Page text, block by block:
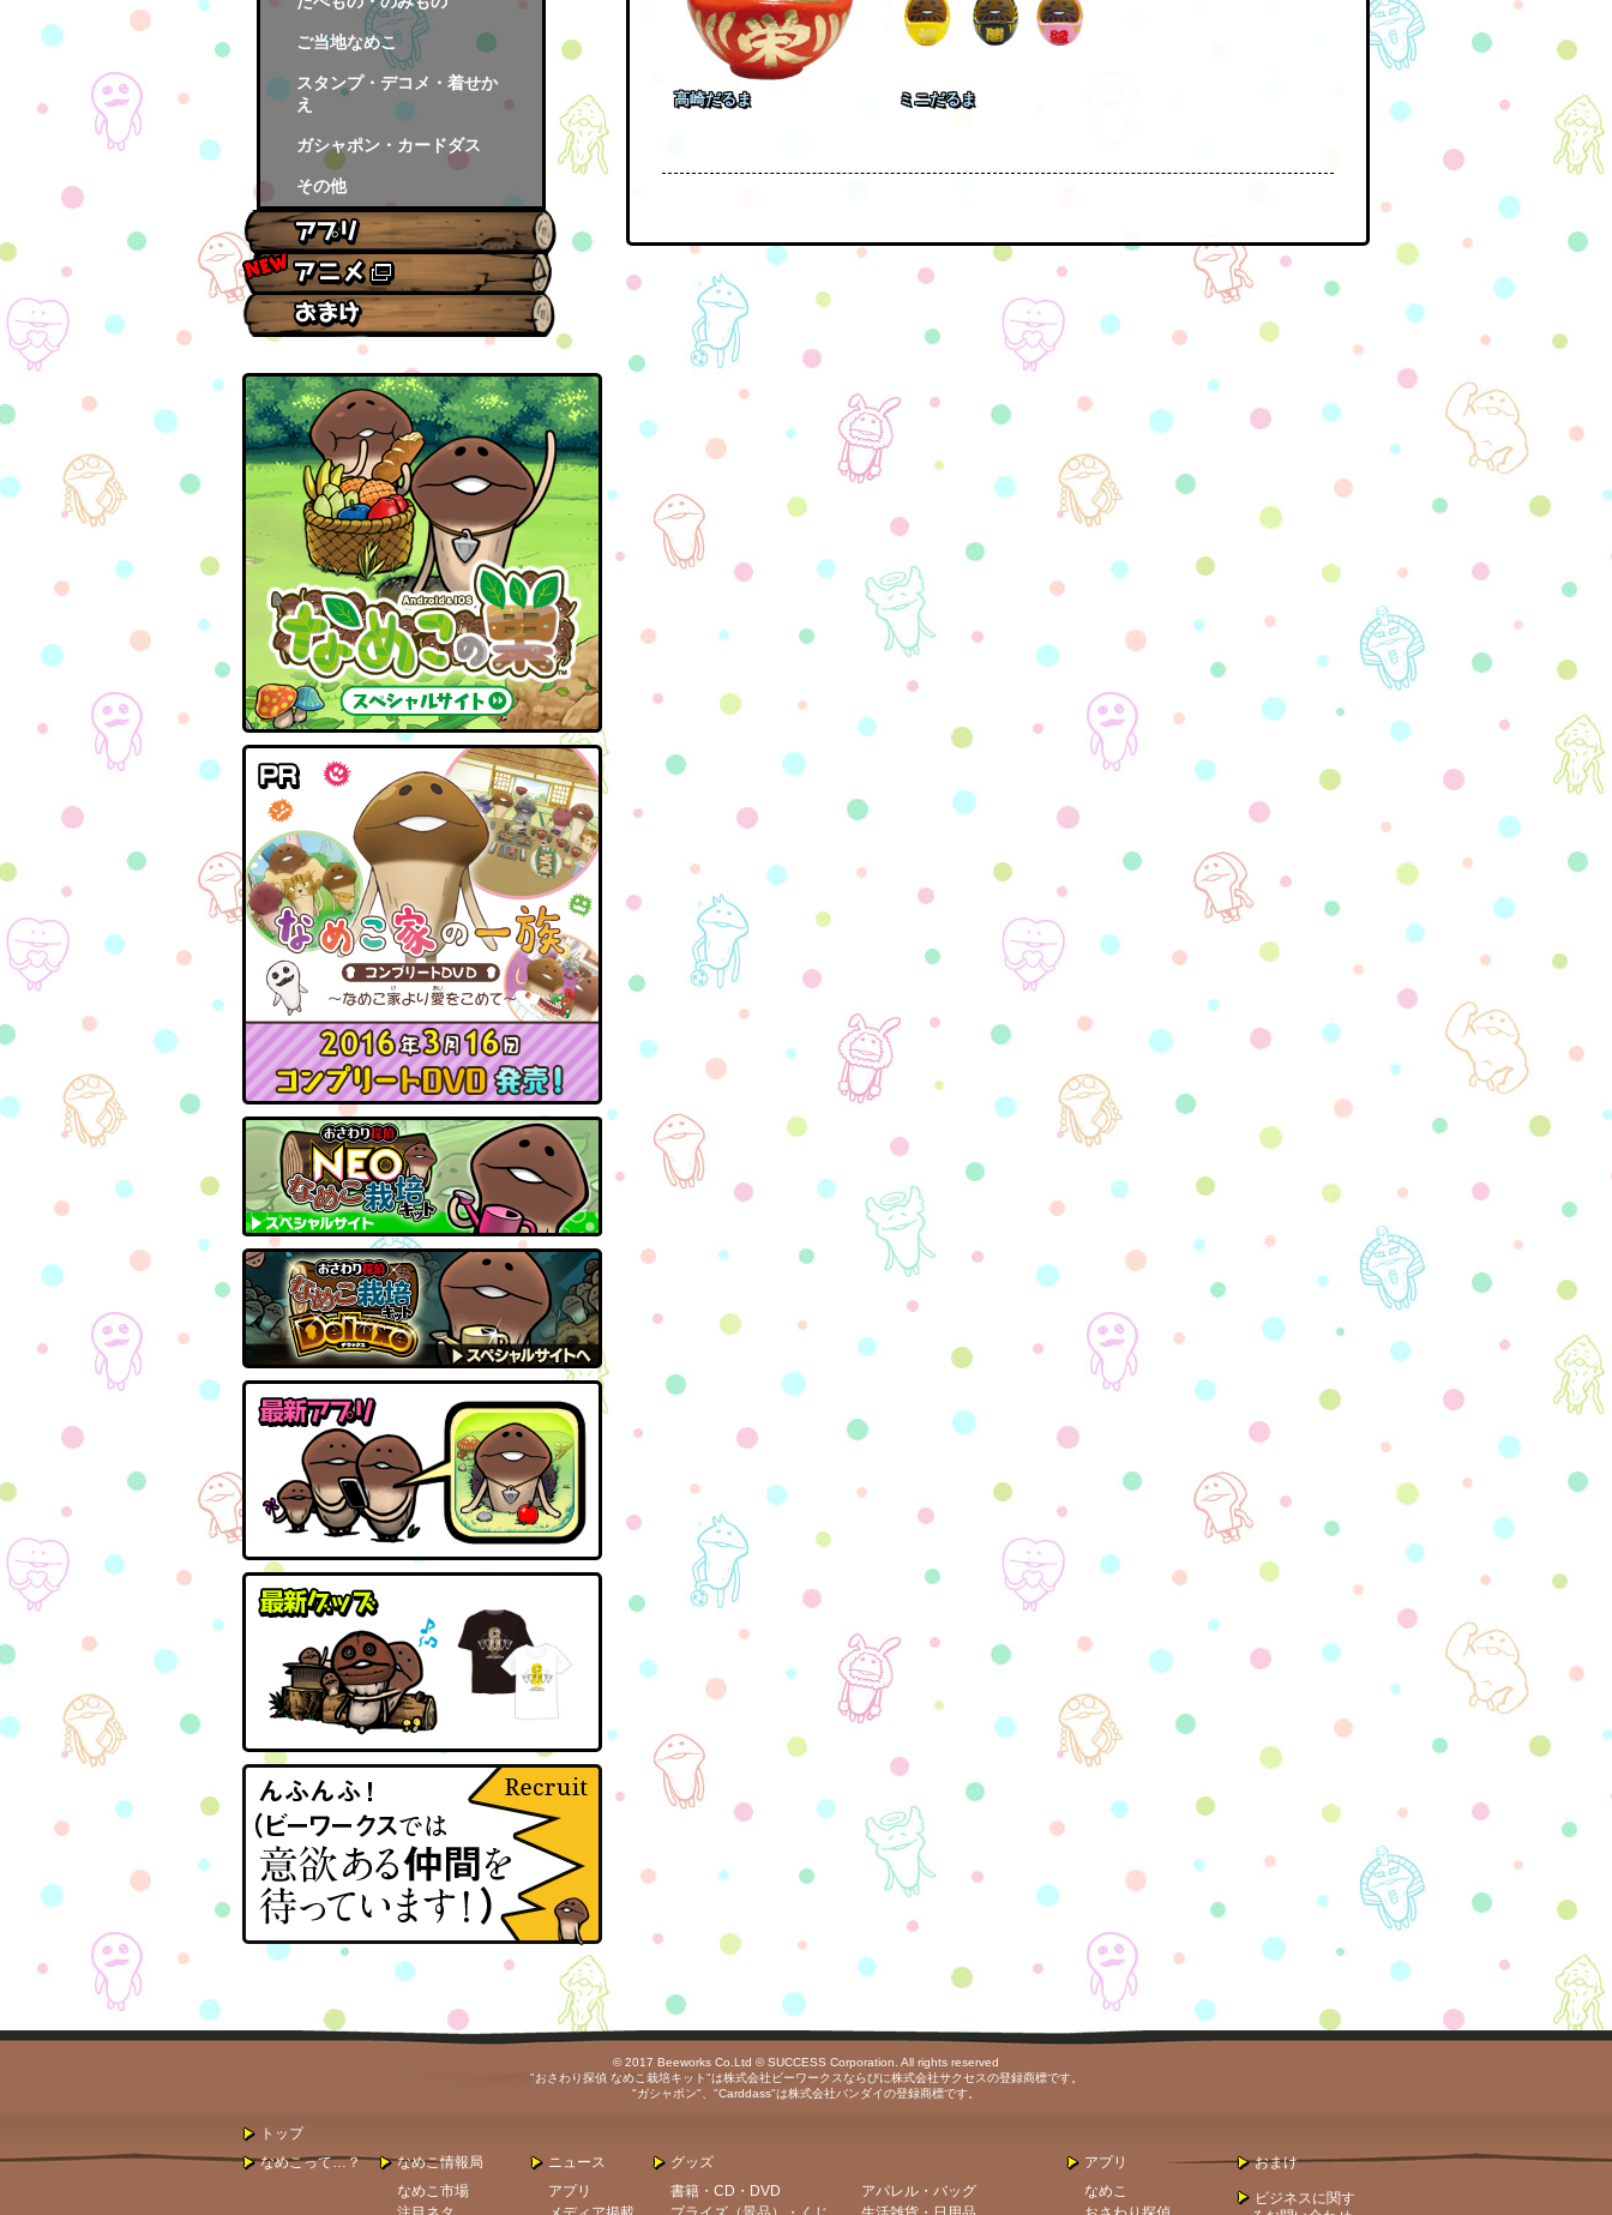
ご当地なめこ
スタンプ・デコメ・着せか
え
ガシャポン・カードダス
その他
高崎だるま ミニだるま
© 2017 Beeworks Co.Ltd © SUCCESS Corporation. All rights reserved
"おさわり探偵 なめこ栽培キット"は株式会社ビーワークスならびに株式会社サクセスの登録商標です。
"ガシャポン"、"Carddass"は株式会社バンダイの登録商標です。
トップ
なめこって…？
なめこ情報局
なめこ市場
ニュース
アプリ
グッズ
書籍・CD・DVD
アパレル・バッグ
アプリ
なめこ
おまけ
ビジネスに関す